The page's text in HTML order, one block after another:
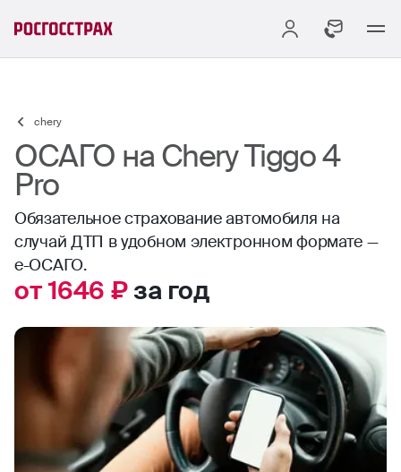
chery
ОСАГО на Chery Tiggo 4
Pro
Обязательное страхование автомобиля на
случай ДТП в удобном электронном формате —
е-ОСАГО.
от 1646 ₽за год